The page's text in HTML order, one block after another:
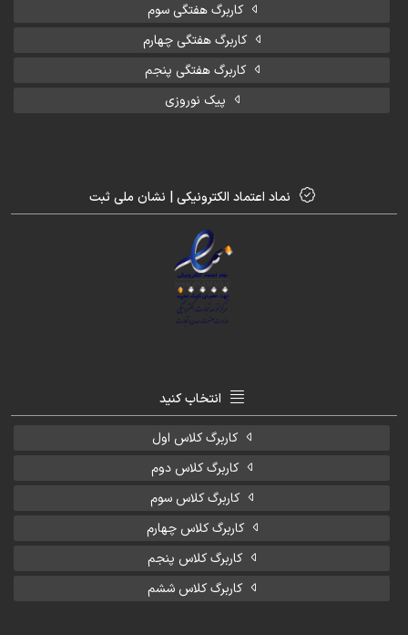
کاربرگ هفتگی سوم
کاربرگ هفتگی چهارم
کاربرگ هفتگی پنجم
پیک نوروزی
نماد اعتماد الکترونیکی | نشان ملی ثبت
انتخاب کنید
کاربرگ کلاس اول
کاربرگ کلاس دوم
کاربرگ کلاس سوم
کاربرگ کلاس چهارم
کاربرگ کلاس پنجم
کاربرگ کلاس ششم